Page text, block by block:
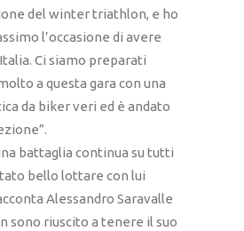
del winter triathlon, e ho
l’occasione di avere
Ci siamo preparati
a questa gara con una
da biker veri ed è andato
battaglia continua su tutti
bello lottare con lui
Alessandro Saravalle
sono riuscito a tenere il suo